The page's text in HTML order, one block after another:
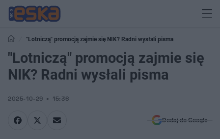
"Lotniczą" promocją zajmie się NIK? Radni wysłali pisma
"Lotniczą" promocją zajmie się
NIK? Radni wysłali pisma
2025-10-29 15:36
Dodaj do Google